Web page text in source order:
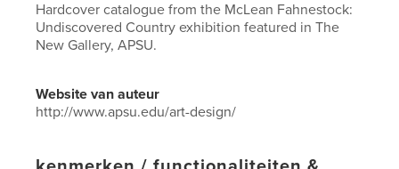
Hardcover catalogue from the McLean Fahnestock:
Undiscovered Country exhibition featured in The
New Gallery, APSU.
Website van auteur
http://www.apsu.edu/art-design/